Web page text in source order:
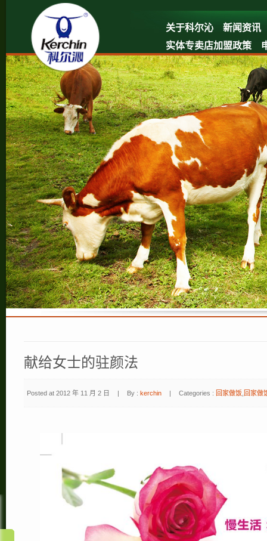
关于科尔沁
新闻资讯
实体专卖店加盟政策
献给女士的驻颜法
Posted at 2012 年 11 月 2 日 | By : kerchin | Categories : 回家做饭 回家做